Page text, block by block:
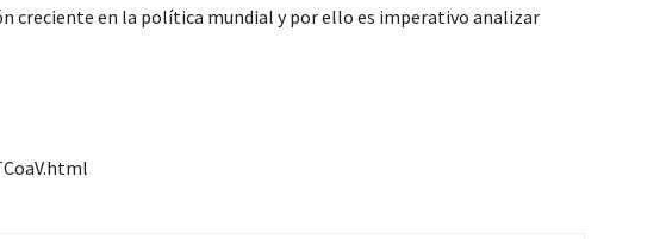
creciente en la política mundial y por ello es imperativo analizar